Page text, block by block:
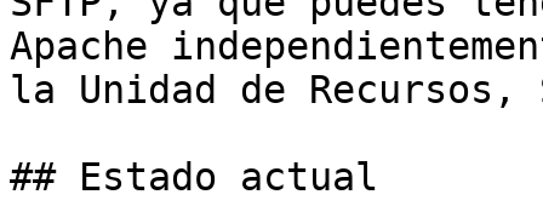
Apache
la Unidad de
## Estado actual